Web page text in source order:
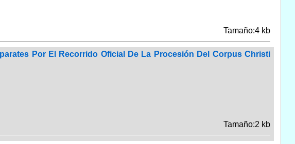
Tamaño:4 kb
Por El Recorrido Oficial De La Procesión Del Corpus Christi
Tamaño:2 kb